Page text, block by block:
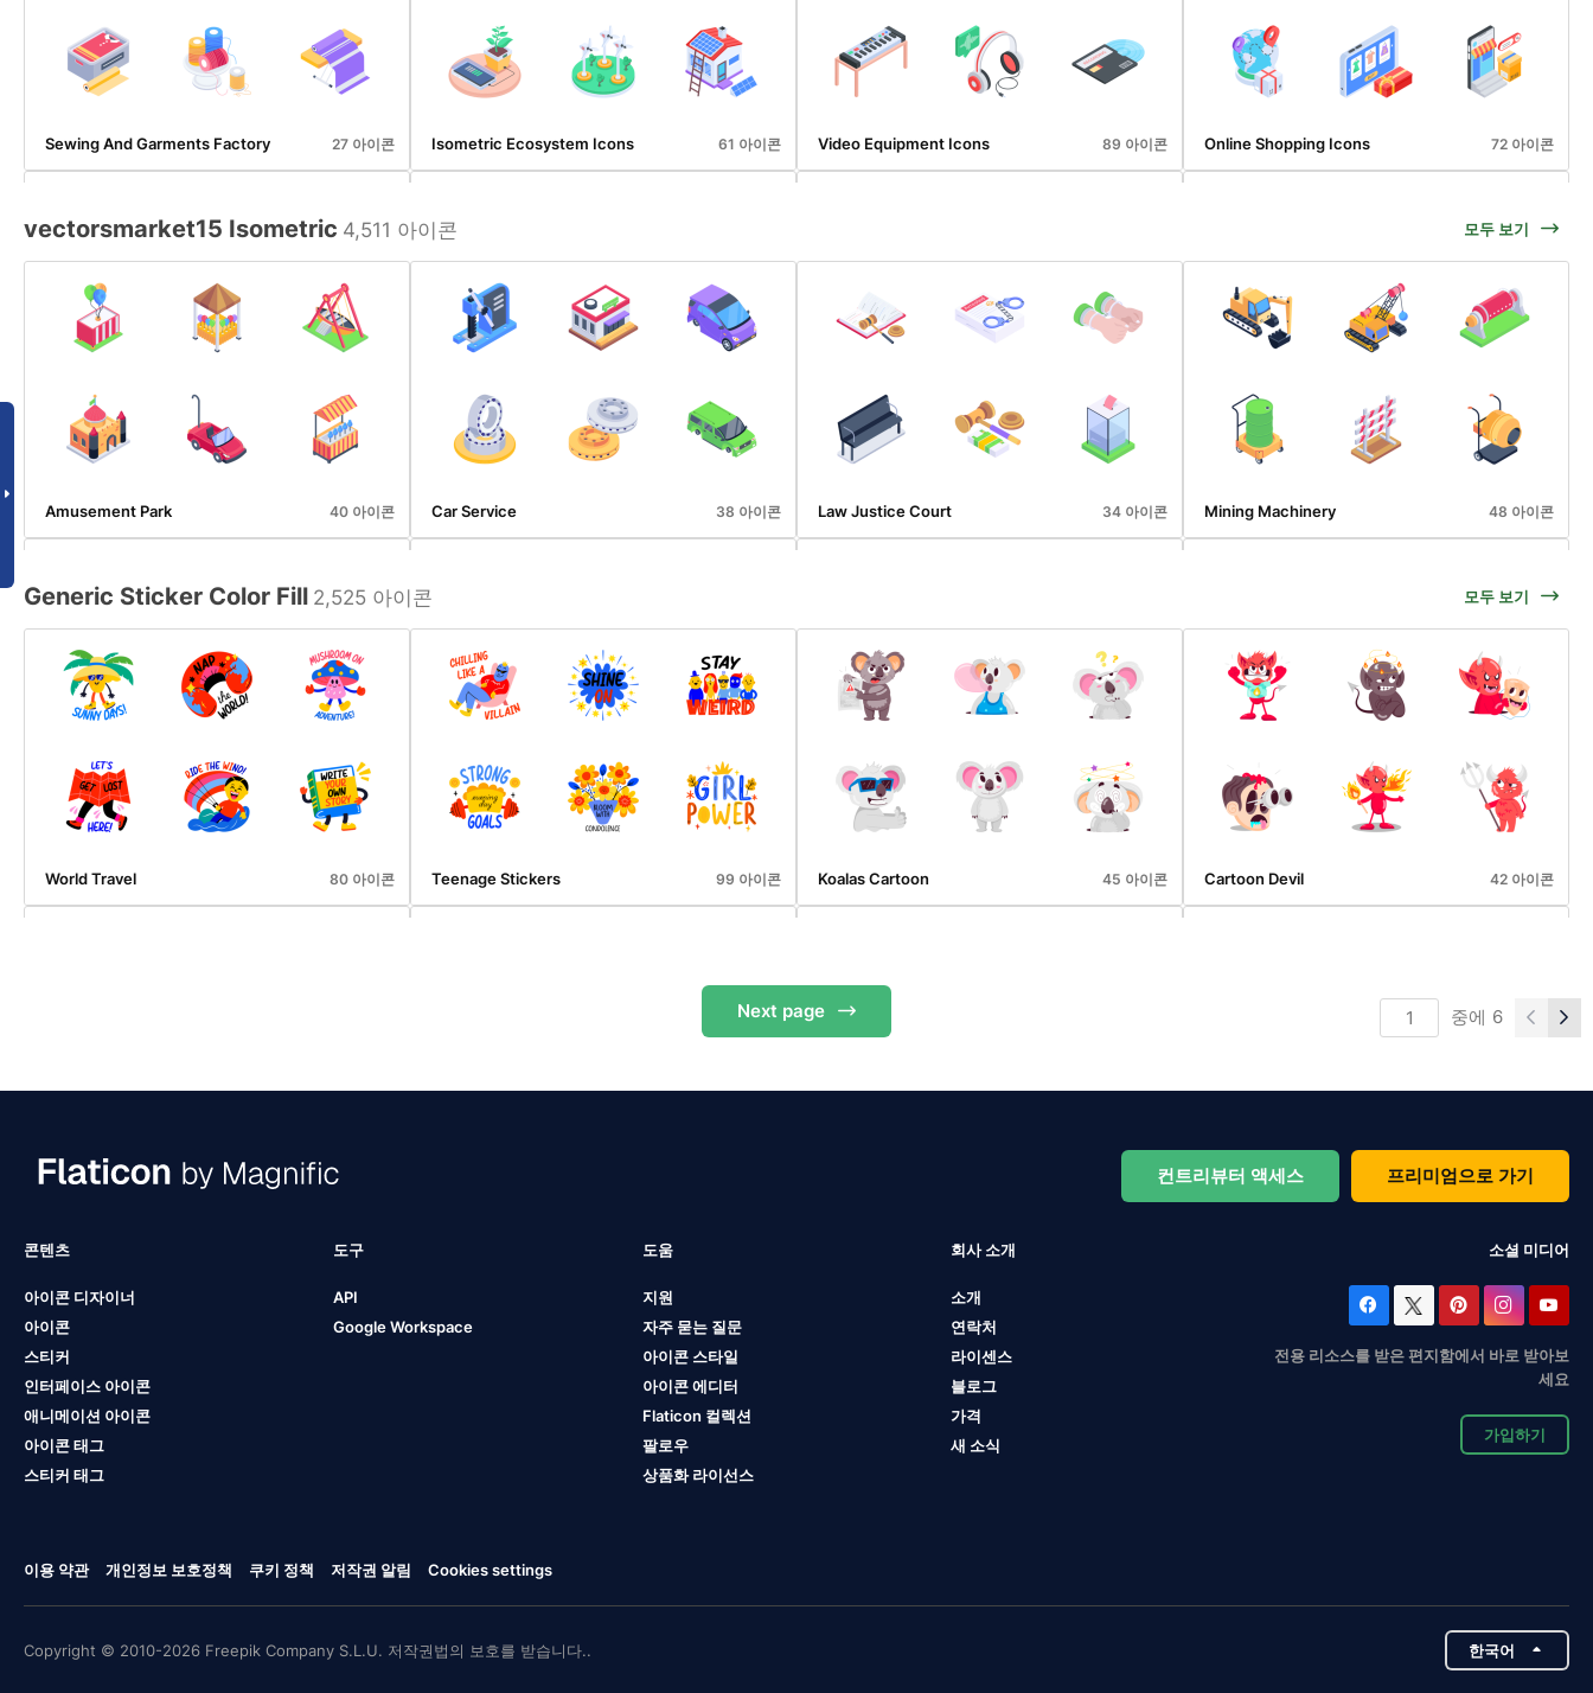
Engineering 100 아이콘 Magic And Fairy Tale 71 아이콘 Christmas 74 아이콘 Stock Market And Finance 118 아이콘
Sewing And Garments Factory 27 아이콘 Isometric Ecosystem Icons 61 아이콘 Video Equipment Icons 89 아이콘 Online Shopping Icons 72 아이콘
Webinar And Podcast Icons 70 아이콘 Road Signs 45 아이콘 Media And Cinematography 38 아이콘 Security And Protection 50 아이콘
vectorsmarket15 Isometric 4,511 아이콘 모두 보기
Amusement Park 40 아이콘 Car Service 38 아이콘 Law Justice Court 34 아이콘 Mining Machinery 48 아이콘
Board Games 20 아이콘 Business 57 아이콘 Business 58 아이콘 Devices Isometric Icons 53 아이콘
Generic Sticker Color Fill 2,525 아이콘 모두 보기
World Travel 80 아이콘 Teenage Stickers 99 아이콘 Koalas Cartoon 45 아이콘 Cartoon Devil 42 아이콘
Cartoon Piano 57 아이콘 Cartoon Octopus
Next page 중에 6
컨트리뷰터 액세스 프리미엄으로 가기
콘텐츠
아이콘 디자이너
아이콘
스티커
인터페이스 아이콘
애니메이션 아이콘
아이콘 태그
스티커 태그
도구
API
Google Workspace
도움
지원
자주 묻는 질문
아이콘 스타일
아이콘 에디터
Flaticon 컬렉션
팔로우
상품화 라이선스
회사 소개
소개
연락처
라이센스
블로그
가격
새 소식
소셜 미디어
전용 리소스를 받은 편지함에서 바로 받아보
세요
가입하기
이용 약관 개인정보 보호정책 쿠키 정책 저작권 알림 Cookies settings
Copyright © 2010-2026 Freepik Company S.L.U. 저작권법의 보호를 받습니다.. 한국어